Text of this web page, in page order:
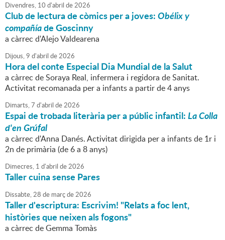
Divendres, 10 d'abril de2026
Club de lectura de còmics per a joves:Obélix y
compañíade Goscinny
a càrrec d'Alejo Valdearena
Dijous,9 d'abril de2026
Hora del conte Especial Dia Mundial de la Salut
a càrrec de Soraya Real, infermera i regidora de Sanitat.
Activitat recomanada per a infants a partir de 4 anys
Dimarts,7 d'abril de2026
Espai de trobada literària per a públic infantil:La Colla
d'en Grúfal
a càrrec d'Anna Danés. Activitat dirigida per a infants de 1r i
2n de primària (de 6 a 8 anys)
Dimecres, 1 d'abril de2026
Taller cuina sense Pares
Dissabte,28 de marçde2026
Taller d'escriptura: Escrivim! "Relats a foc lent,
històries que neixen als fogons"
a càrrec de Gemma Tomàs